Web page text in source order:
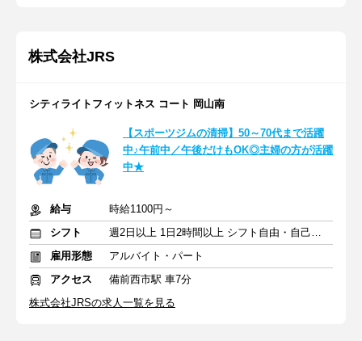
株式会社JRS
シティライトフィットネス コート 岡山南
【スポーツジムの清掃】50～70代まで活躍
中♪午前中／午後だけもOK◎主婦の方が活躍
中★
給与
時給1100円～
シフト
週2日以上 1日2時間以上 シフト自由・自己申告
雇用形態
アルバイト・パート
アクセス
備前西市駅 車7分
株式会社JRSの求人一覧を見る